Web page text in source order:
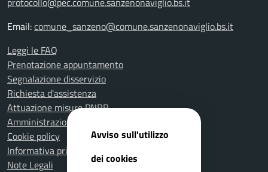
Email:comune_sanzeno@comune.sanzenonaviglio.bs.it
Leggi le FAQ
Prenotazione appuntamento
Segnalazione disservizio
Richiesta d'assistenza
Attuazione misure PNRR
Amministrazione trasparente
Cookie policy
Informativa privacy
Note Legali
Avviso sull'utilizzo
dei cookies